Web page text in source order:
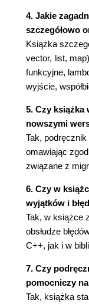
4.5.
4.6.
5. Narzędzia
5.1. Pary i
5.1.1.
5.1.2.
5.1.3.
5.1.4.
(103)
5.2.
5.2.1.
5.2.3.
5.2.4.
5.2.5.
5.2.6.
5.2.7.
5.2.8.
4. Jakie
szczegółowo
Książka
vector, list,
funkcyjne,
wyjście,
5. Czy książka
nowszymi
Tak,
omawiając
związane z
6. Czy w
wyjątków i
Tak, w książce
obsłudze
C++, jak i w
7. Czy
pomocniczy
Tak, książka